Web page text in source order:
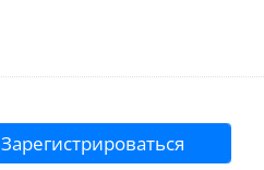
Зарегистрироваться